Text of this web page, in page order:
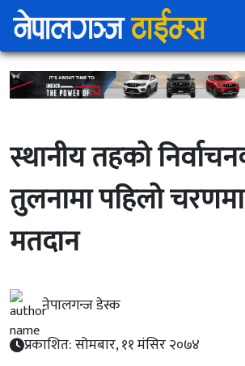
स्थानीय तहको
तुलनामा पहिलो
मतदान
नेपालगन्ज डेस्क
प्रकाशित: सोमबार, ११ मंसिर २०७४